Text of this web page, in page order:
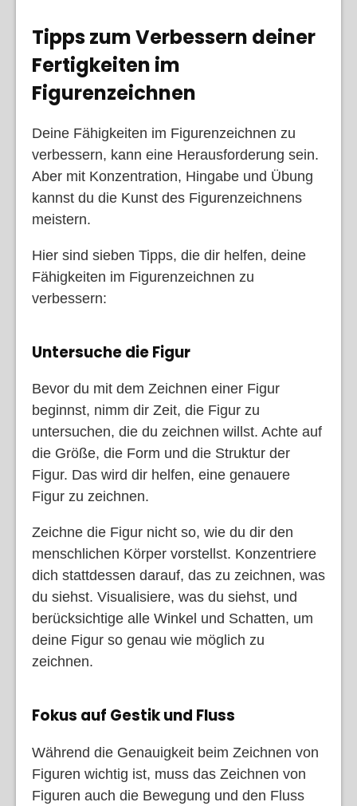
Tipps zum Verbessern deiner
Fertigkeiten im
Figurenzeichnen
Deine Fähigkeiten im Figurenzeichnen zu
verbessern, kann eine Herausforderung sein.
Aber mit Konzentration, Hingabe und Übung
kannst du die Kunst des Figurenzeichnens
meistern.
Hier sind sieben Tipps, die dir helfen, deine
Fähigkeiten im Figurenzeichnen zu
verbessern:
Untersuche die Figur
Bevor du mit dem Zeichnen einer Figur
beginnst, nimm dir Zeit, die Figur zu
untersuchen, die du zeichnen willst. Achte auf
die Größe, die Form und die Struktur der
Figur. Das wird dir helfen, eine genauere
Figur zu zeichnen.
Zeichne die Figur nicht so, wie du dir den
menschlichen Körper vorstellst. Konzentriere
dich stattdessen darauf, das zu zeichnen, was
du siehst. Visualisiere, was du siehst, und
berücksichtige alle Winkel und Schatten, um
deine Figur so genau wie möglich zu
zeichnen.
Fokus auf Gestik und Fluss
Während die Genauigkeit beim Zeichnen von
Figuren wichtig ist, muss das Zeichnen von
Figuren auch die Bewegung und den Fluss